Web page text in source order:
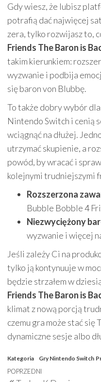
Gdy wiesz, że lubisz
potrafią dać najwięcej
zera, tylko rozwijasz to,
Friends The Baron is
takim kierunkiem:
wyzwanie i podbija
się baron von Blubbę.
To także dobry wybór
Nintendo Switch i cenią
wciągnąć na dłużej.
utrzymać skupienie, a
powód, by wracać i
kolejnymi trudniejszymi
Rozszerzona
Bubble Bobble 4
Niezwyciężony
wyzwanie i więcej
Jeśli zależy Ci na
tylko ją kontynuuje w
będzie strzałem w
Friends The Baron is
klimat z nową porcją
czemu gra może stać się
dynamiczne sesje albo
Kategoria Gry Nintendo Switch
Nawigacja
Poprzedni
POPRZEDNI